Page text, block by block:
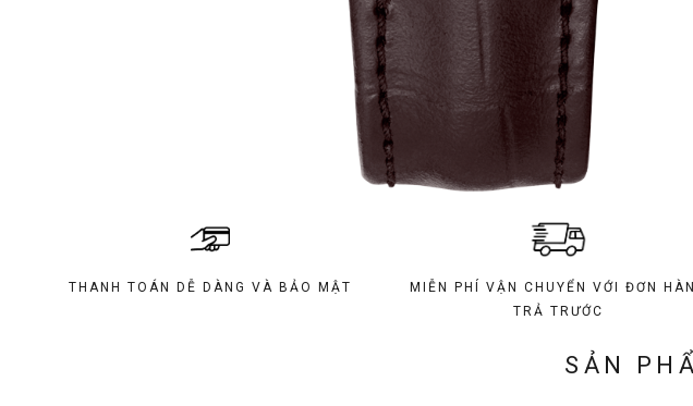
THANH TOÁN DỄ DÀNG VÀ BẢO MẬT
MIỄN PHÍ VẬN CHUYỂN VỚI ĐƠN
TRẢ TRƯỚC
SẢN